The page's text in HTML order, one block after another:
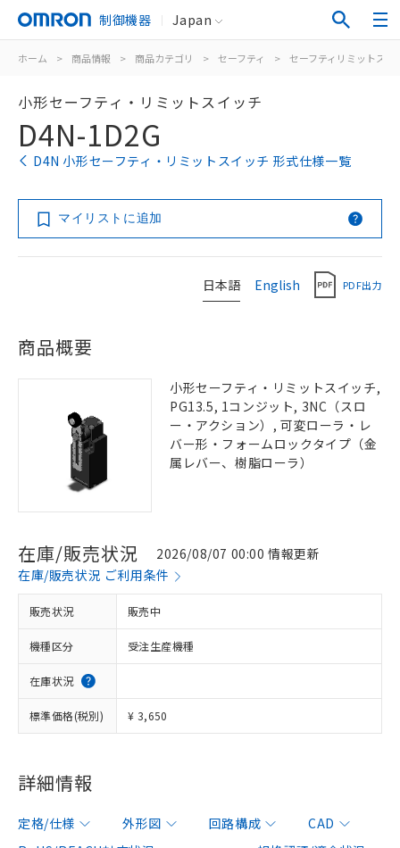
制御機器 Japan
ホーム > 商品情報 > 商品カテゴリ > セーフティ > セーフティリミットスイ
小形セーフティ・リミットスイッチ
D4N-1D2G
D4N 小形セーフティ・リミットスイッチ 形式仕様一覧
マイリストに追加
日本語 English PDF出力
商品概要
小形セーフティ・リミットスイッチ,
PG13.5, 1コンジット, 3NC（スロ
ー・アクション）, 可変ローラ・レ
バー形・フォームロックタイプ（金
属レバー、樹脂ローラ）
在庫/販売状況
2026/08/07 00:00 情報更新
在庫/販売状況 ご利用条件
販売状況 販売中
機種区分 受注生産機種
在庫状況
標準価格(税別) ¥ 3,650
詳細情報
定格/仕様 外形図 回路構成
CAD